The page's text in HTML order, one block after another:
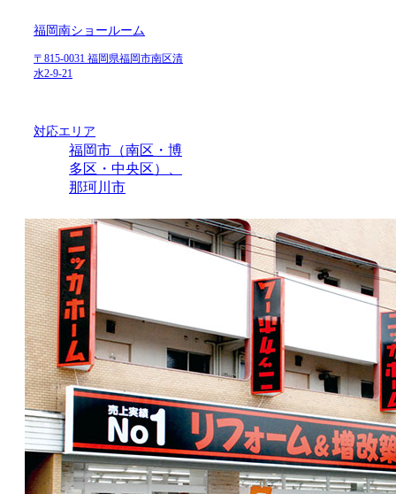
福岡南ショールーム
〒815-0031 福岡県福岡市南区清
水2-9-21
対応エリア
福岡市（南区・博
多区・中央区）、
那珂川市